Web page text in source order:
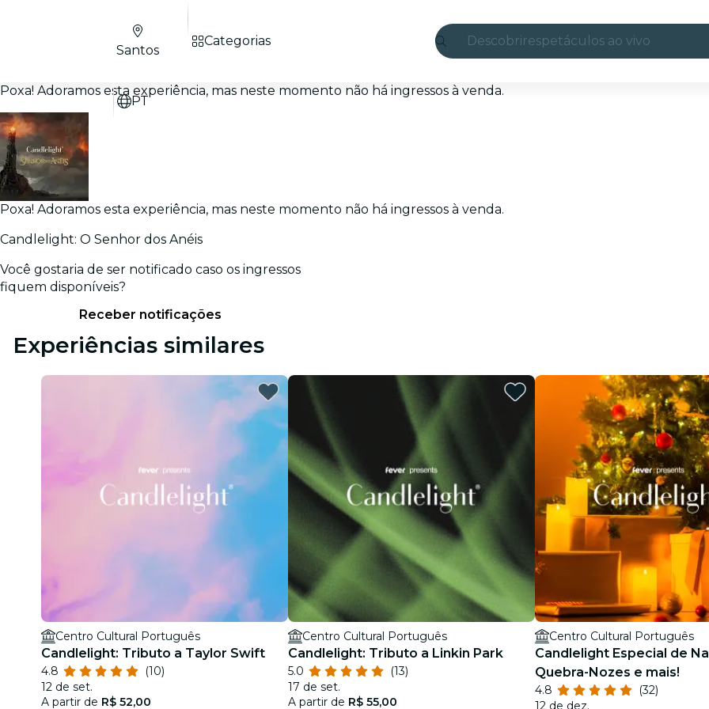
Descobrirespetáculos ao vivo
restaurantes
Santos
PT
Categorias
Poxa! Adoramos esta experiência, mas neste momento não há ingressos à venda.
Poxa! Adoramos esta experiência, mas neste momento não há ingressos à venda.
Candlelight: O Senhor dos Anéis
Você gostaria de ser notificado caso os ingressos
fiquem disponíveis?
Receber notificações
Experiências similares
Centro Cultural Português
Candlelight: Tributo a Taylor Swift
4.8
(10)
12 de set.
A partir de R$ 52,00
Centro Cultural Português
Candlelight: Tributo a Linkin Park
5.0
(13)
17 de set.
A partir de R$ 55,00
Centro Cultural Português
Candlelight Especial de
Quebra-Nozes e mais!
4.8
(32)
12 de dez.